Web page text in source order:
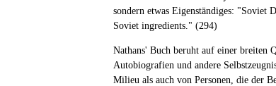
sondern etwas Eigenständiges: "Soviet
Soviet ingredients." (294)
Nathans' Buch beruht auf einer breiten
Autobiografien und andere
Milieu als auch von Personen, die der